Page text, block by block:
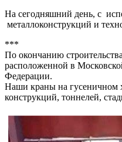
На сегодняшний день, с
металлоконструкций и
***
По окончанию
расположенной в
Федерации.
Наши краны на гусеничном
конструкций, тоннелей,